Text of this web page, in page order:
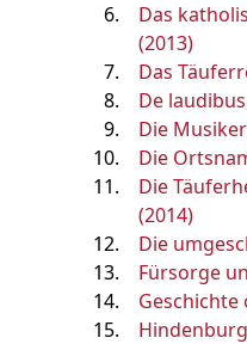
Das
(2013)
Das
De
Die
Die
Die
(2014)
Die
Fürsorge